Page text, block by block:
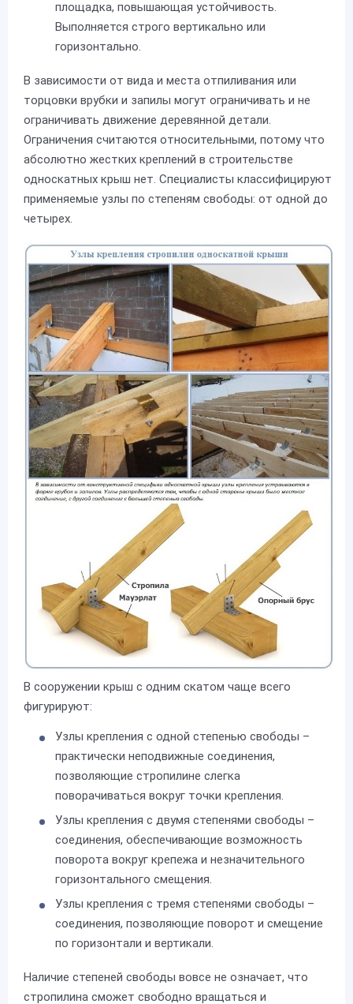
площадка, повышающая устойчивость.
Выполняется строго вертикально или
горизонтально.
В зависимости от вида и места отпиливания или
торцовки врубки и запилы могут ограничивать и не
ограничивать движение деревянной детали.
Ограничения считаются относительными, потому что
абсолютно жестких креплений в строительстве
односкатных крыш нет. Специалисты классифицируют
применяемые узлы по степеням свободы: от одной до
четырех.
В сооружении крыш с одним скатом чаще всего
фигурируют:
Узлы крепления с одной степенью свободы –
практически неподвижные соединения,
позволяющие стропилине слегка
поворачиваться вокруг точки крепления.
Узлы крепления с двумя степенями свободы –
соединения, обеспечивающие возможность
поворота вокруг крепежа и незначительного
горизонтального смещения.
Узлы крепления с тремя степенями свободы –
соединения, позволяющие поворот и смещение
по горизонтали и вертикали.
Наличие степеней свободы вовсе не означает, что
стропилина сможет свободно вращаться и